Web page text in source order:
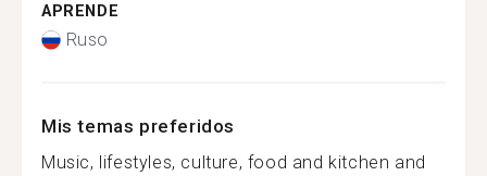
APRENDE
Ruso
Mis temas preferidos
Music, lifestyles, culture, food and kitchen and